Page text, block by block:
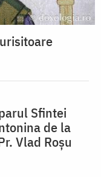
Sfintei
de la
Vlad Roșu